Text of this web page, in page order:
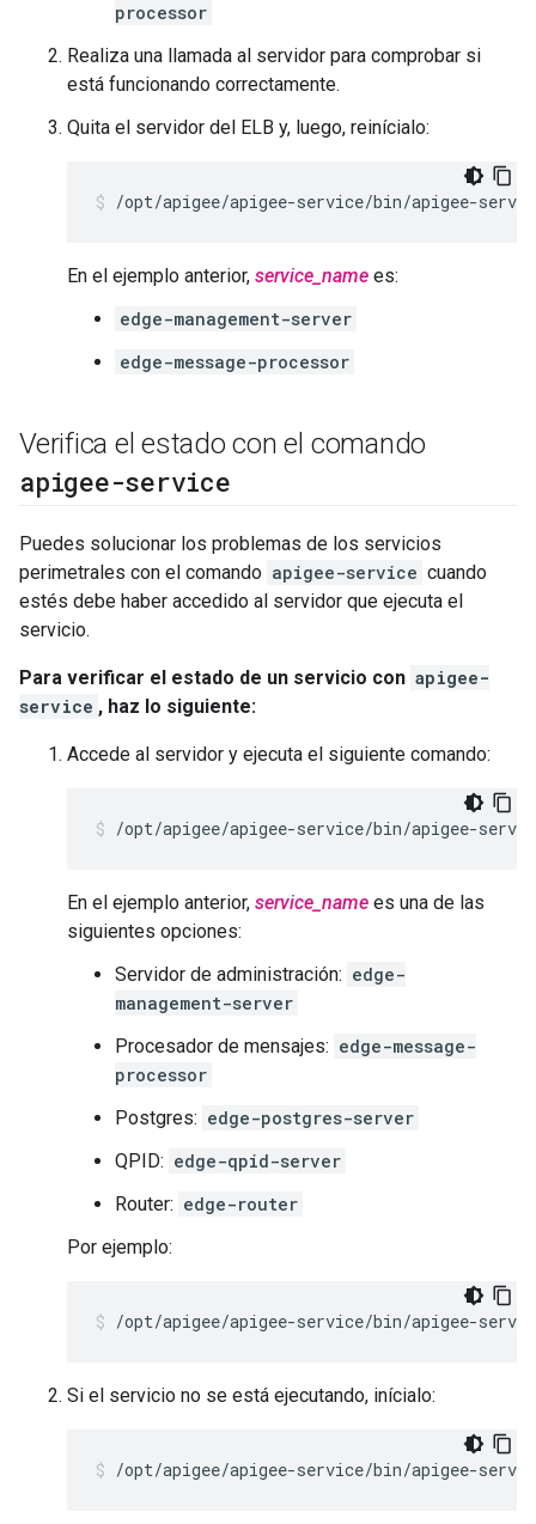
processor
Realiza una llamada al servidor para comprobar si
está funcionando correctamente.
Quita el servidor del ELB y, luego, reinícialo:
/opt/apigee/apigee-service/bin/apigee-
En el ejemplo anterior, service_name es:
edge-management-server
edge-message-processor
Verifica el estado con el comando
apigee-service
Puedes solucionar los problemas de los servicios
perimetrales con el comando apigee-service cuando
estés debe haber accedido al servidor que ejecuta el
servicio.
Para verificar el estado de un servicio con apigee-
service , haz lo siguiente:
Accede al servidor y ejecuta el siguiente comando:
/opt/apigee/apigee-service/bin/apigee-
En el ejemplo anterior, service_name es una de las
siguientes opciones:
Servidor de administración: edge-
management-server
Procesador de mensajes: edge-message-
processor
Postgres: edge-postgres-server
QPID: edge-qpid-server
Router: edge-router
Por ejemplo:
/opt/apigee/apigee-service/bin/apigee-
Si el servicio no se está ejecutando, inícialo:
/opt/apigee/apigee-service/bin/apigee-